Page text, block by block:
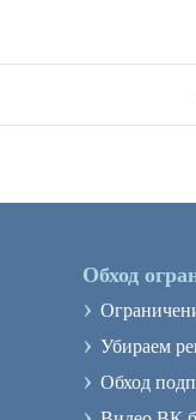
Обход
›
› Убираем
› Обход